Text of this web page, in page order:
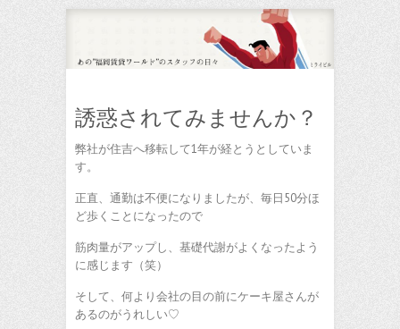
誘惑されてみませんか？
弊社が住吉へ移転して1年が経とうとしていま
す。
正直、通勤は不便になりましたが、毎日50分ほ
ど歩くことになったので
筋肉量がアップし、基礎代謝がよくなったよう
に感じます（笑）
そして、何より会社の目の前にケーキ屋さんが
あるのがうれしい♡